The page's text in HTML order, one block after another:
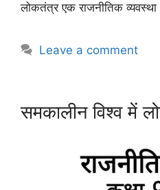
लोकतंत्र एक राजनीतिक
Leave a comment
समकालीन विश्व में